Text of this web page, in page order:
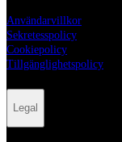
Användarvillkor
Sekretesspolicy
Cookiepolicy
Tillgänglighetspolicy
Legal